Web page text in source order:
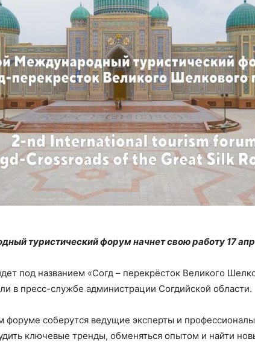
туристический форум начнет свою работу 17
под названием «Согд – перекрёсток Великого
в пресс-службе администрации Согдийской области.
соберутся ведущие эксперты и
ключевые тренды, обменяться опытом и найти